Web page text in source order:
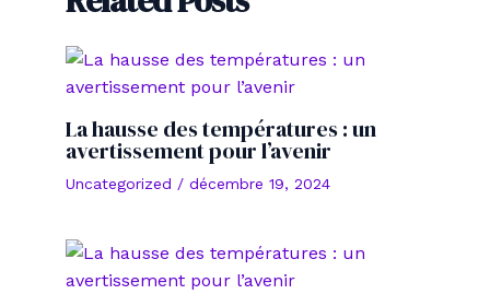
La hausse des températures : un
avertissement pour l’avenir
Uncategorized / décembre 19, 2024